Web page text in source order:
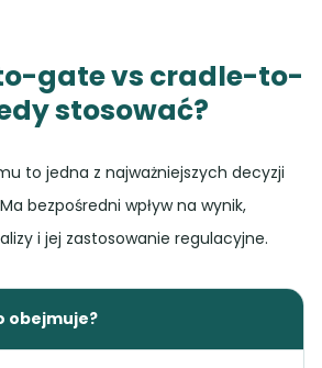
gate vs cradle-to-
stosować?
to jedna z najważniejszych decyzji
bezpośredni wpływ na wynik,
i jej zastosowanie regulacyjne.
obejmuje?